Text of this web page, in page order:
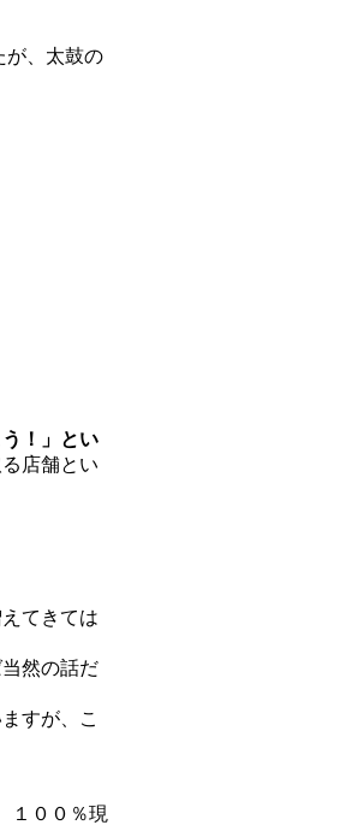
が、太鼓の
！」とい
店舗とい
てきては
然の話だ
すが、こ
１００％現